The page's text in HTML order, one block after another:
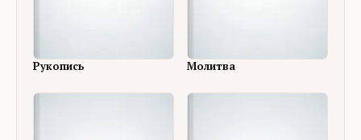
Рукопись Молитва